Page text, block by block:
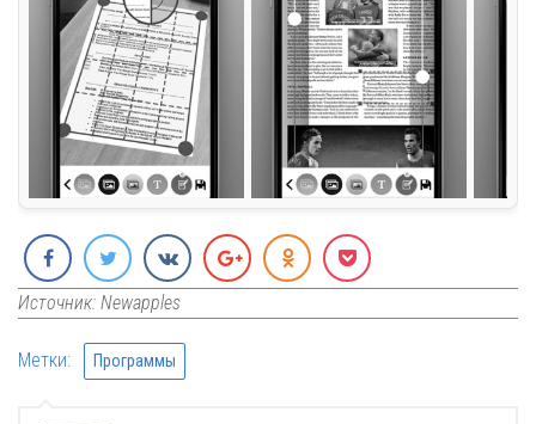
Источник: Newapples
Метки: Программы